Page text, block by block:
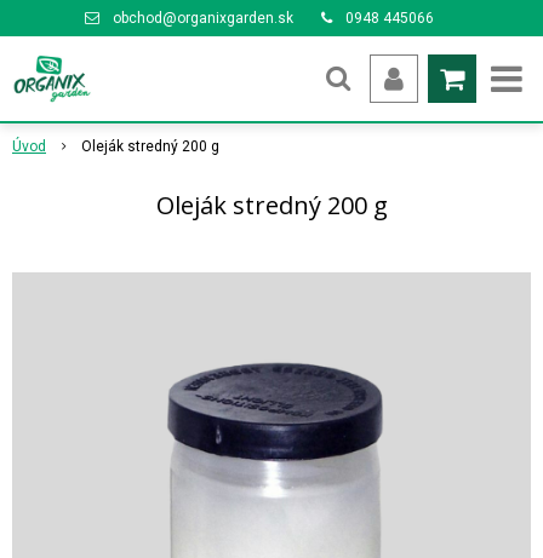
obchod@organixgarden.sk 0948 445066
Úvod Oleják stredný 200 g
Oleják stredný 200 g